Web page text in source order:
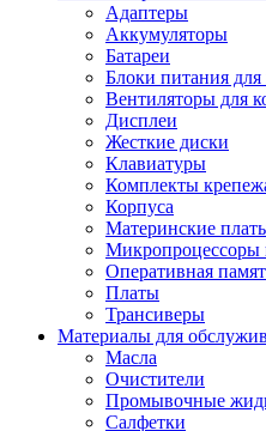
Адаптеры
Аккумуляторы
Батареи
Блоки питания
Вентиляторы для
Дисплеи
Жесткие диски
Клавиатуры
Комплекты
Корпуса
Материнские
Микропроцессоры
Оперативная
Платы
Трансиверы
Материалы для
Масла
Очистители
Промывочные
Салфетки